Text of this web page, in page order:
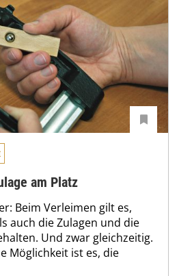
am Platz
Beim Verleimen gilt es,
auch die Zulagen und die
Und zwar gleichzeitig.
Möglichkeit ist es, die